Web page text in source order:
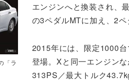
「ラ
エンジンへと換装され、
の3ペダルMTに加え、2
2015年には、限定1000
登場。Xと同一エンジン
313PS／最大トルク